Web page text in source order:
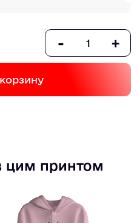
- +
цим принтом